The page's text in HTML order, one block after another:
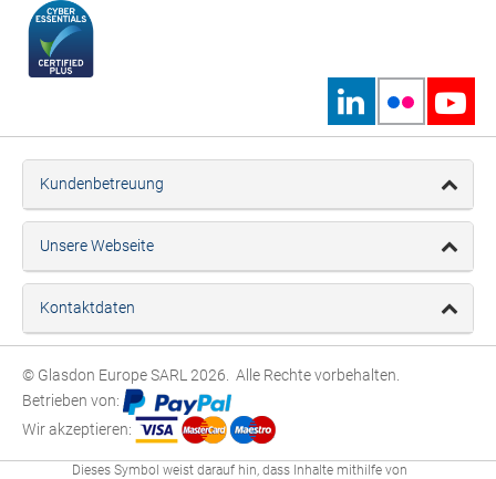
Kundenbetreuung
Unsere Webseite
Kontaktdaten
© Glasdon Europe SARL 2026. Alle Rechte vorbehalten.
Betrieben von:
Wir akzeptieren:
Dieses Symbol weist darauf hin, dass Inhalte mithilfe von